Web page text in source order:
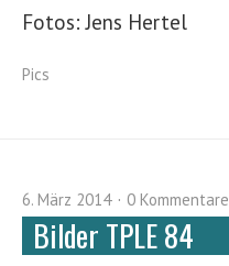
Fotos: Jens Hertel
Pics
6. März 2014 0 Kommentare
Bilder TPLE 84